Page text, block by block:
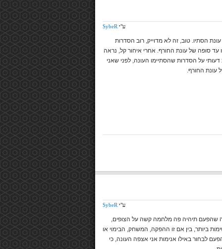
ע"י SybeR
גם עונת הסתיו. טוב, זה לא מדוייק, רוב הסדרות
עד סופה של עונת החורף. אחרי איחור קל, נראה
על הסדרות שהסתיימו העונה, לפני שאני
עונת החורף.
ע"י SybeR
שהפעם תיהיה פה מלחמה קשה על הצופים,
ביותר, בין אם זו ההפקה, המשחק, הבימוי או
לבחור באילו אנימות אני אצפה העונה, כי